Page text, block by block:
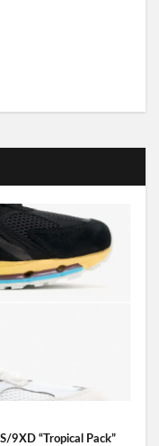
9XD “Tropical Pack”